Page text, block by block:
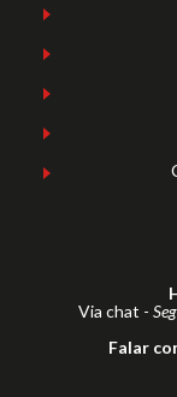
Via chat -
Falar